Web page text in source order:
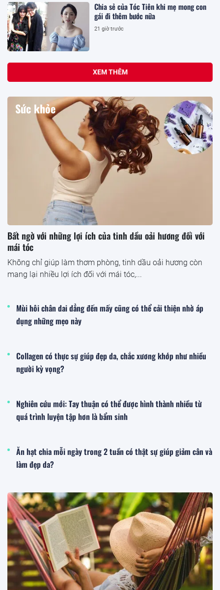
Chia sẻ của Tóc Tiên khi mẹ mong con
gái đi thêm bước nữa
21 giờ trước
XEM THÊM
Sức khỏe
Bất ngờ với những lợi ích của tinh dầu oải hương đối với
mái tóc
Không chỉ giúp làm thơm phòng, tinh dầu oải hương còn
mang lại nhiều lợi ích đối với mái tóc,...
Mùi hôi chân dai dẳng đến mấy cũng có thể cải thiện nhờ áp
dụng những mẹo này
Collagen có thực sự giúp đẹp da, chắc xương khớp như nhiều
người kỳ vọng?
Nghiên cứu mới: Tay thuận có thể được hình thành nhiều từ
quá trình luyện tập hơn là bẩm sinh
Ăn hạt chia mỗi ngày trong 2 tuần có thật sự giúp giảm cân và
làm đẹp da?